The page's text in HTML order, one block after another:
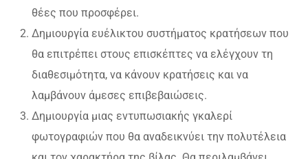
θέες που προσφέρει.
Δημιουργία ευέλικτου συστήματος κρατήσεων που
θα επιτρέπει στους επισκέπτες να ελέγχουν τη
διαθεσιμότητα, να κάνουν κρατήσεις και να
λαμβάνουν άμεσες επιβεβαιώσεις.
Δημιουργία μιας εντυπωσιακής γκαλερί
φωτογραφιών που θα αναδεικνύει την πολυτέλεια